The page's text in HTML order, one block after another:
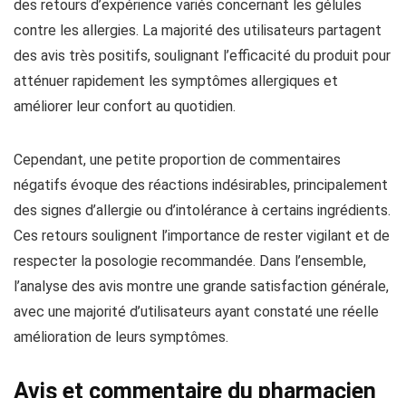
des retours d’expérience variés concernant les gélules
contre les allergies. La majorité des utilisateurs partagent
des avis très positifs, soulignant l’efficacité du produit pour
atténuer rapidement les symptômes allergiques et
améliorer leur confort au quotidien.
Cependant, une petite proportion de commentaires
négatifs évoque des réactions indésirables, principalement
des signes d’allergie ou d’intolérance à certains ingrédients.
Ces retours soulignent l’importance de rester vigilant et de
respecter la posologie recommandée. Dans l’ensemble,
l’analyse des avis montre une grande satisfaction générale,
avec une majorité d’utilisateurs ayant constaté une réelle
amélioration de leurs symptômes.
Avis et commentaire du pharmacien